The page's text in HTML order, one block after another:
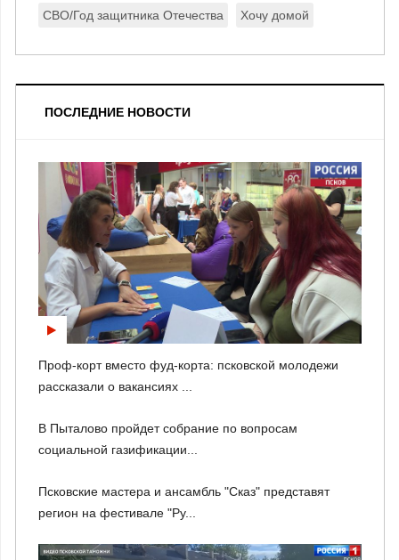
СВО/Год защитника Отечества Хочу домой
ПОСЛЕДНИЕ НОВОСТИ
Проф-корт вместо фуд-корта: псковской молодежи
рассказали о вакансиях ...
В Пыталово пройдет собрание по вопросам
социальной газификации...
Псковские мастера и ансамбль "Сказ" представят
регион на фестивале "Ру...